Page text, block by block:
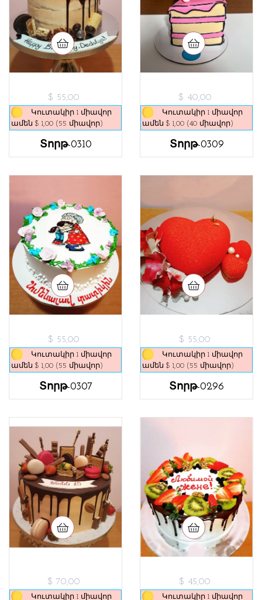
$ 55,00
Կուտակիր 1 միավոր
ամեն $ 1,00 (55 միավոր)
Տորթ-0310
$ 40,00
Կուտակիր 1 միավոր
ամեն $ 1,00 (40 միավոր)
Տորթ-0309
$ 55,00
Կուտակիր 1 միավոր
ամեն $ 1,00 (55 միավոր)
Տորթ-0307
$ 55,00
Կուտակիր 1 միավոր
ամեն $ 1,00 (55 միավոր)
Տորթ-0296
$ 70,00
Կուտակիր 1 միավոր
$ 45,00
Կուտակիր 1 միավոր